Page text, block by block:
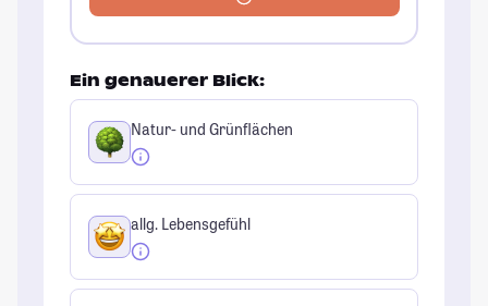
Ein genauerer Blick:
Natur- und Grünflächen
allg. Lebensgefühl